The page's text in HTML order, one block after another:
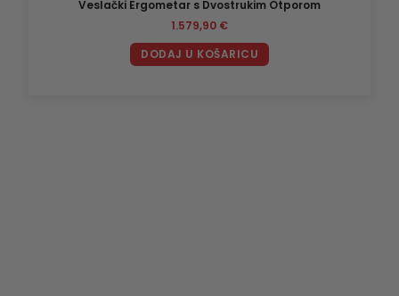
Veslački Ergometar s Dvostrukim Otporom
1.579,90 €
DODAJ U KOŠARICU